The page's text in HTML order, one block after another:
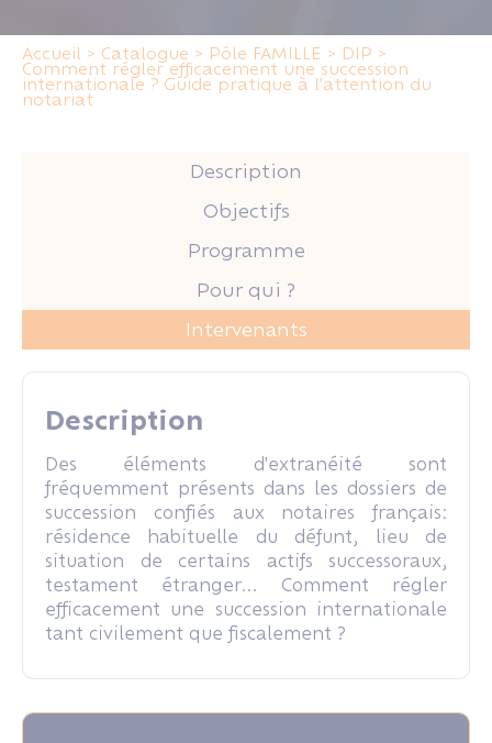
Accueil > Catalogue > Pôle FAMILLE > DIP >
Comment régler efficacement une succession
internationale ? Guide pratique à l'attention du
notariat
Description
Objectifs
Programme
Pour qui ?
Intervenants
Description
Des éléments d'extranéité sont
fréquemment présents dans les dossiers de
succession confiés aux notaires français:
résidence habituelle du défunt, lieu de
situation de certains actifs successoraux,
testament étranger... Comment régler
efficacement une succession internationale
tant civilement que fiscalement ?